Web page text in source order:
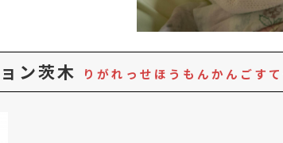
ン茨木 りがれっせほうもんかんごす